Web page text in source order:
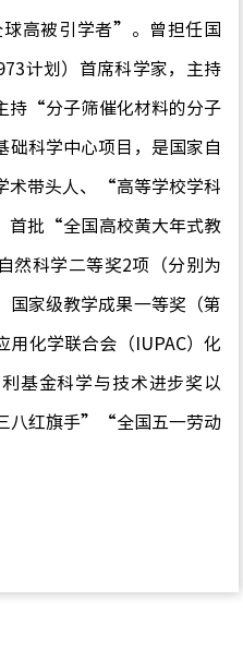
高被引学者”。曾担任国
计划）首席科学家，主持
持“分子筛催化材料的分子
科学中心项目，是国家自
术带头人、“高等学校学科
首批“全国高校黄大年式教
然科学二等奖2项（分别为
国家级教学成果一等奖（第
用化学联合会（IUPAC）化
基金科学与技术进步奖以
红旗手”“全国五一劳动